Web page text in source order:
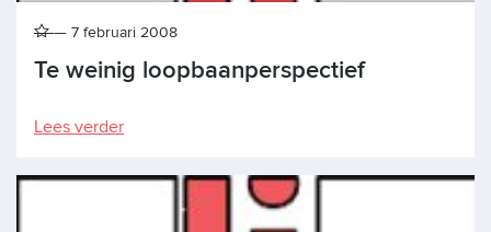
Te weinig loopbaanperspectief
7 februari 2008
Lees verder